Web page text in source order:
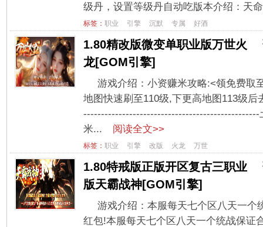
级丹，设置等级丹自动吃版本介绍：天
标签： 职业 引擎 沉默 专属 好酒
1.80精改版微变单职业版万世火
龙[GOM引擎]
游戏介绍：小资赚米攻略:<领免费取
地图快速刷至110级,下更高地图113级
--------------------------------------------------
米...
阅读全文>>
标签： 职业 引擎 改版 火龙 万世
1.80特戒版正版开区复古三职业
版天霸战神[GOM引擎]
游戏介绍：本服每天七个区八天一个
红包!本服每天七个区八天一个统战保证